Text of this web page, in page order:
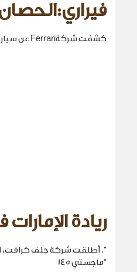
كشفت شركةFerrari عن سيارة“Luce”، أول سيارة كهربائية بالكامل في تاريخها.
ريادة
". أطلقت شركة جلف كرافت،
"ماجستي 145